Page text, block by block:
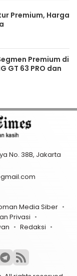
Premium, Harga
Premium di
GT 63 PRO dan
No. 38B, Jakarta
Media Siber
Privasi
Redaksi